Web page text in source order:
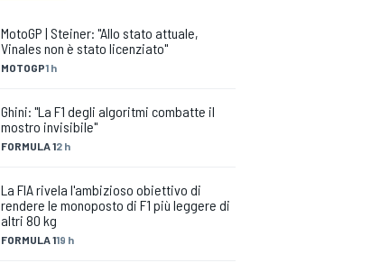
MOTOGP1 h
MotoGP | Steiner: "Allo stato attuale,
Vinales non è stato licenziato"
FORMULA 12 h
Ghini: "La F1 degli algoritmi combatte il
mostro invisibile"
FORMULA 119 h
La FIA rivela l'ambizioso obiettivo di
rendere le monoposto di F1 più leggere di
altri 80 kg